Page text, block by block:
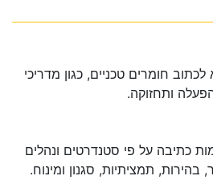
חומרים טכניים, כגון מדריכי
ותחזוקה.
כתיבה על פי סטנדרטים ונהלים
בהירות, תמציתיות, סגנון ומינוח.